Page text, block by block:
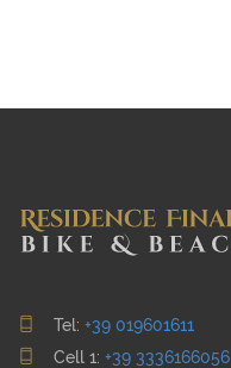
Tel: +39 019601611
Cell 1: +39 3336166056